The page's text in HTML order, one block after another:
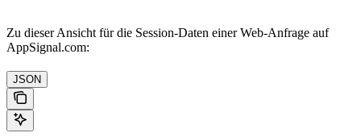
Zu dieser Ansicht für die Session-Daten einer Web-Anfrage auf
AppSignal.com:
JSON